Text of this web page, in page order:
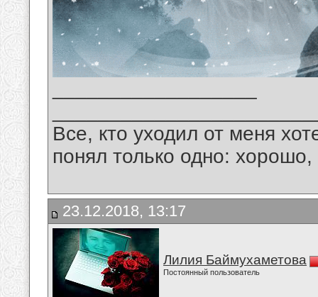
Все, кто уходил от меня
понял только одно:
23.12.2018, 13:17
Лилия Баймухаметова
Постоянный пользователь